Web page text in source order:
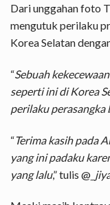
Dari unggahan foto
mengutuk perilaku
Korea Selatan
“Sebuah
seperti ini di Korea
perilaku
“Terima kasih pada
yang ini padaku
yang lalu,” tulis @